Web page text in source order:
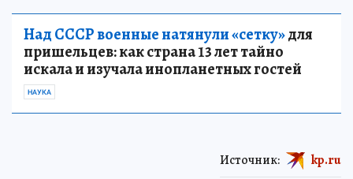
Над СССР военные натянули «сетку»для
пришельцев: как страна 13 лет тайно
искала и изучала инопланетных гостей
НАУКА
Источник: kp.ru